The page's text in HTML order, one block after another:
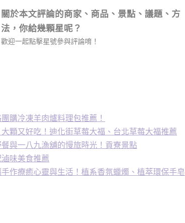
關於本文評論的商家、商品、景點、議題、方
法，你給幾顆星呢？
歡迎一起點擊星號參與評論唷！
購冷凍羊肉爐料理包推薦！
顆又好吃！迪化街草莓大福、台北草莓大福推薦
與一八九漁舖的慢旅時光！貢寮景點
味美食推薦
作療癒心靈與生活！植系香氛蠟燭、植萃環保手皂